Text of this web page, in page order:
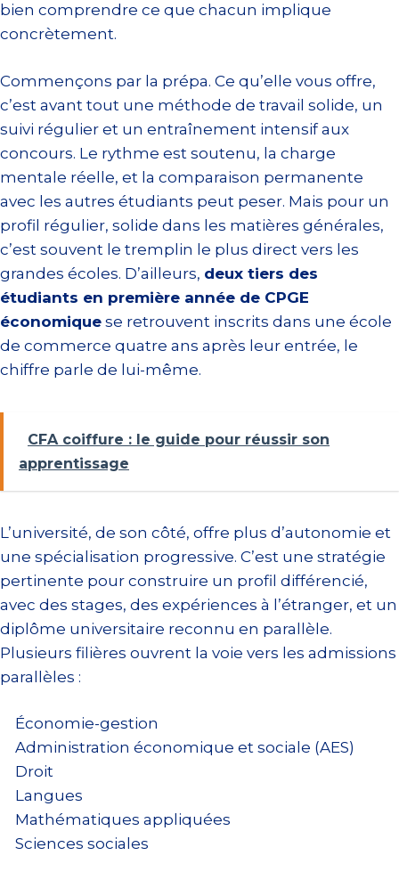
bien comprendre ce que chacun implique
concrètement.
Commençons par la prépa. Ce qu’elle vous offre,
c’est avant tout une méthode de travail solide, un
suivi régulier et un entraînement intensif aux
concours. Le rythme est soutenu, la charge
mentale réelle, et la comparaison permanente
avec les autres étudiants peut peser. Mais pour un
profil régulier, solide dans les matières générales,
c’est souvent le tremplin le plus direct vers les
grandes écoles. D’ailleurs, deux tiers des
étudiants en première année de CPGE
économique se retrouvent inscrits dans une école
de commerce quatre ans après leur entrée, le
chiffre parle de lui-même.
CFA coiffure : le guide pour réussir son
apprentissage
L’université, de son côté, offre plus d’autonomie et
une spécialisation progressive. C’est une stratégie
pertinente pour construire un profil différencié,
avec des stages, des expériences à l’étranger, et un
diplôme universitaire reconnu en parallèle.
Plusieurs filières ouvrent la voie vers les admissions
parallèles :
Économie-gestion
Administration économique et sociale (AES)
Droit
Langues
Mathématiques appliquées
Sciences sociales